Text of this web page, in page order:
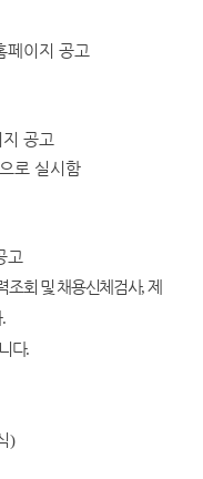
페이지 공고
공고
로 실시함
고
조회 및 채용신체검사,제
.
다.
)